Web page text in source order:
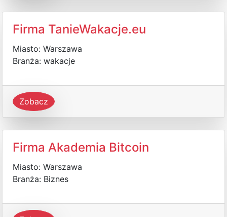
Firma TanieWakacje.eu
Miasto: Warszawa
Branża: wakacje
Zobacz
Firma Akademia Bitcoin
Miasto: Warszawa
Branża: Biznes